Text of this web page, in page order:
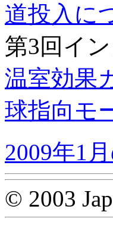
道投入に
第3回イ
温室効果
球指向モ
2009年1
© 2003